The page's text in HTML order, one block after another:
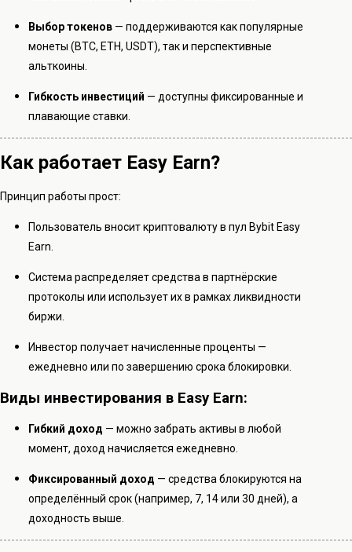
Выбор токенов— поддерживаются как популярные
монеты (BTC, ETH, USDT), так и перспективные
альткоины.
Гибкость инвестиций — доступны фиксированные и
плавающие ставки.
Как работает Easy Earn?
Принцип работы прост:
Пользователь вносит криптовалюту в пул Bybit Easy
Earn.
Система распределяет средства в партнёрские
протоколы или использует их в рамках ликвидности
биржи.
Инвестор получает начисленные проценты —
ежедневно или по завершению срока блокировки.
Виды инвестирования в Easy Earn:
Гибкий доход — можно забрать активы в любой
момент, доход начисляется ежедневно.
Фиксированный доход — средства блокируются на
определённый срок (например, 7, 14 или 30 дней), а
доходность выше.